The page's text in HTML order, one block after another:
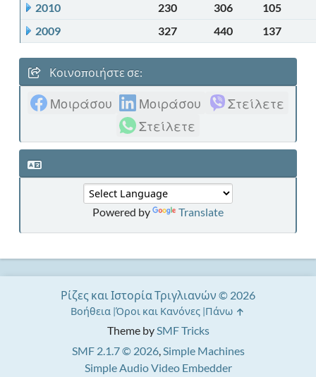
2010
230 306
105
2009
327 440 137
Κοινοποιήστε σε:
Μοιράσου Μοιράσου
Στείλετε
Στείλετε
Powered by Translate
Theme bySMF Tricks
SMF 2.1.7 © 2026,Simple Machines
Simple Audio Video Embedder
Ρίζες και Ιστορία Τριγλιανών © 2026
Βοήθεια Όροι και Κανόνες Πάνω